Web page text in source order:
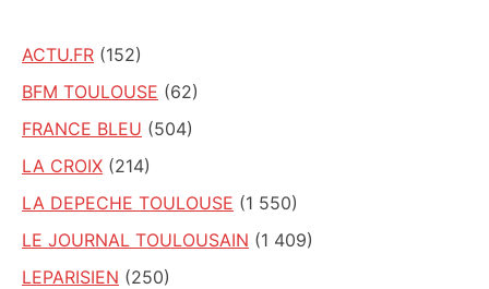
ACTU.FR (152)
BFM TOULOUSE (62)
FRANCE BLEU (504)
LA CROIX (214)
LA DEPECHE TOULOUSE (1 550)
LE JOURNAL TOULOUSAIN (1 409)
LEPARISIEN (250)